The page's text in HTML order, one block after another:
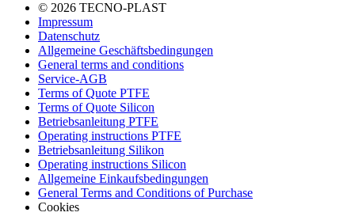
© 2026 TECNO-PLAST
Impressum
Datenschutz
Allgemeine Geschäftsbedingungen
General terms and conditions
Service-AGB
Terms of Quote PTFE
Terms of Quote Silicon
Betriebsanleitung PTFE
Operating instructions PTFE
Betriebsanleitung Silikon
Operating instructions Silicon
Allgemeine Einkaufsbedingungen
General Terms and Conditions of Purchase
Cookies